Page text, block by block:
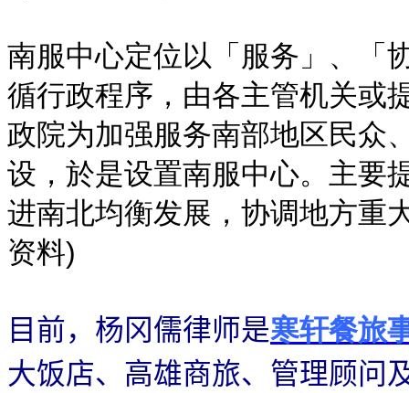
南服中心定位以「服务」、「
循行政程序，由各主管机关或
政院为加强服务南部地区民众
设，於是设置南服中心。主要
进南北均衡发展，协调地方重
资料)
目前，杨冈儒律师是寒轩餐旅
大饭店、高雄商旅、管理顾问